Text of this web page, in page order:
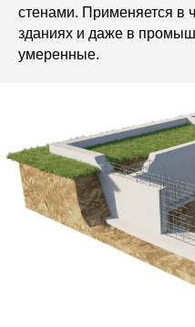
стенами. Применяется в
зданиях и даже в
умеренные.